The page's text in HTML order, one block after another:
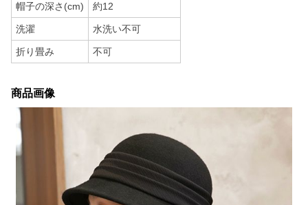
帽子の深さ(cm) 約12
洗濯 水洗い不可
折り畳み 不可
商品画像